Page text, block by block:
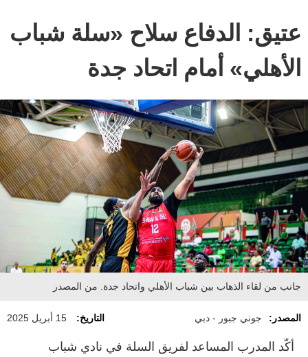
عتيق: الدفاع سلاح «سلة شباب
الأهلي» أمام اتحاد جدة
جانب من لقاء الذهاب بين شباب الأهلي واتحاد جدة. من المصدر
المصدر: جوني جبور - دبي التاريخ: 15 أبريل 2025
أكّد المدرب المساعد لفريق السلة في نادي شباب